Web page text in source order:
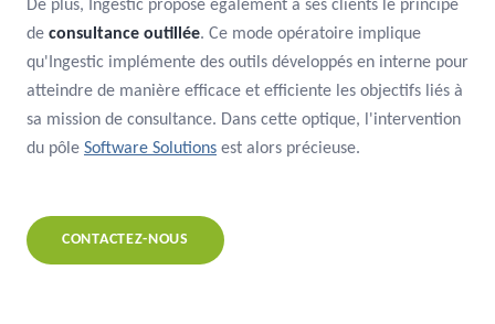
De plus, Ingestic propose également à ses clients le principe
de consultance outillée. Ce mode opératoire implique
qu'Ingestic implémente des outils développés en interne pour
atteindre de manière efficace et efficiente les objectifs liés à
sa mission de consultance. Dans cette optique, l'intervention
du pôle Software Solutions est alors précieuse.
CONTACTEZ-NOUS